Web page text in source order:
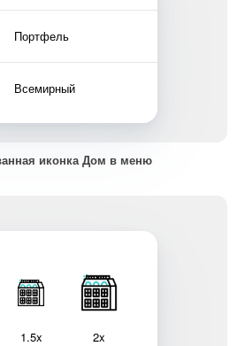
Портфель
Всемирный
иконка Дом в меню
1.5x 2x